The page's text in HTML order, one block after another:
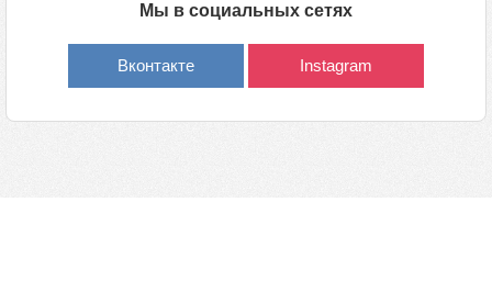
Мы в социальных сетях
Вконтакте Instagram